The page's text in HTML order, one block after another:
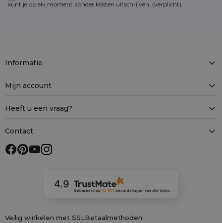
kunt je op elk moment zonder kosten uitschrijven. (verplicht)
Informatie
Mijn account
Heeft u een vraag?
Contact
4.9
Gebaseerd op 12 901 beoordelingen van alle tijden
Veilig winkelen met SSLBetaalmethoden